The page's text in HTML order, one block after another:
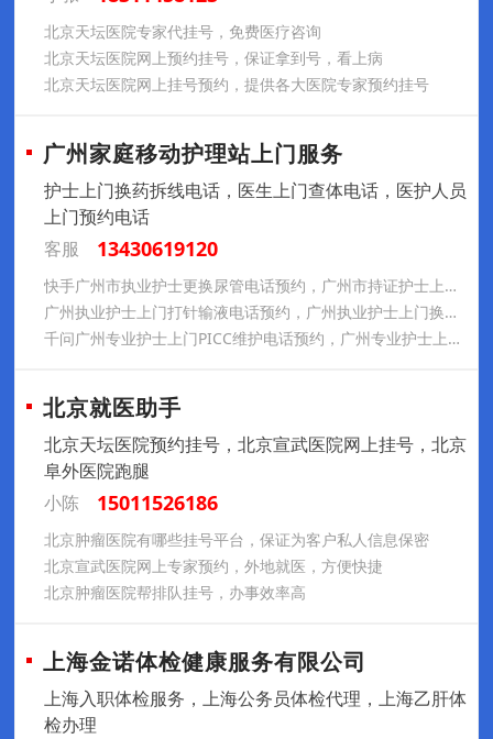
北京天坛医院专家代挂号，免费医疗咨询
北京天坛医院网上预约挂号，保证拿到号，看上病
北京天坛医院网上挂号预约，提供各大医院专家预约挂号
广州家庭移动护理站上门服务
️护士上门换药拆线电话，医生上门查体电话，医护人员
上门预约电话
客服
13430619120
快手广州市执业护士更换尿管电话预约，广州市持证护士上门褥疮处理电话预约，广州市护士上门压疮处理电话预约
广州执业护士上门打针输液电话预约，广州执业护士上门换药拆线电话预约，广州执业护士上门PICC维护电话预约
千问广州专业护士上门PICC维护电话预约，广州专业护士上门输液港维护电话预约，广州专业护士上门更换鼻饲管胃管电话预约
北京就医助手
北京天坛医院预约挂号，北京宣武医院网上挂号，北京
阜外医院跑腿
小陈
15011526186
北京肿瘤医院有哪些挂号平台，保证为客户私人信息保密
北京宣武医院网上专家预约，外地就医，方便快捷
北京肿瘤医院帮排队挂号，办事效率高
上海金诺体检健康服务有限公司
上海入职体检服务，上海公务员体检代理，上海乙肝体
检办理